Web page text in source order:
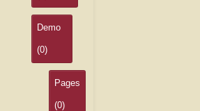
Demo
(0)
Pages
(0)